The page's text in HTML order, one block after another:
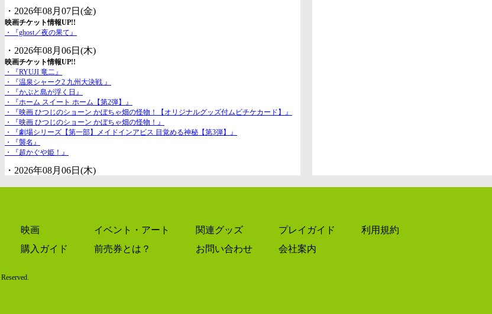
・2026年08月07日(金)
映画チケット情報UP!!
・『ghost／夜の果て』
・2026年08月06日(木)
映画チケット情報UP!!
・『RYUJI 竜二』
・『温泉シャーク2 九州大決戦 』
・『かぶと島が浮く日』
・『ホーム スイート ホーム【第2弾】』
・『映画 ひつじのショーン かぼちゃ畑の怪物！【オリジナルグッズ付ムビチケカード】』
・『映画 ひつじのショーン かぼちゃ畑の怪物！』
・『劇場シリーズ【第一部】メイドインアビス 目覚める神秘【第3弾】』
・『襲名』
・『超かぐや姫！』
・2026年08月06日(木)
『映画 ひつじのショーン かぼちゃ畑の怪物！』
『劇場シリーズ【第一部】メイドインアビス 目覚める神秘【第3弾】』
『超かぐや姫！』
【お知らせ】
映画 イベント・アート 関連グッズ プレイガイド
利用規約
購入ガイド
前売券とは？ お問い合わせ 会社案内